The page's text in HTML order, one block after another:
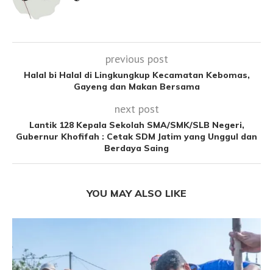
previous post
Halal bi Halal di Lingkungkup Kecamatan Kebomas,
Gayeng dan Makan Bersama
next post
Lantik 128 Kepala Sekolah SMA/SMK/SLB Negeri,
Gubernur Khofifah : Cetak SDM Jatim yang Unggul dan
Berdaya Saing
YOU MAY ALSO LIKE